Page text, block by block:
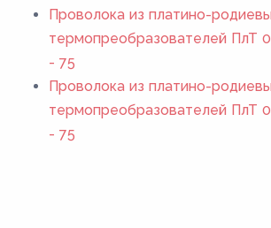
Проволока из платино-
термопреобразователей ПлТ
- 75
Проволока из платино-
термопреобразователей ПлТ
- 75